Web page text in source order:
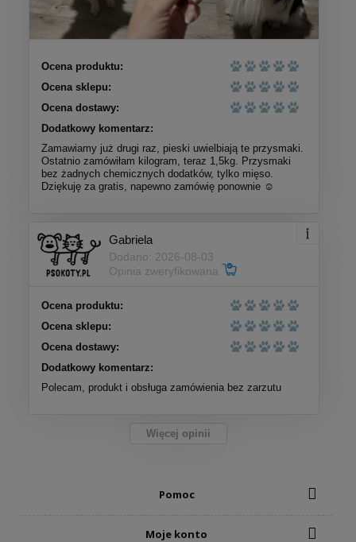
Ocena produktu:
Ocena sklepu:
Ocena dostawy:
Dodatkowy komentarz:
Zamawiamy już drugi raz, pieski uwielbiają te przysmaki.
Ostatnio zamówiłam kilogram, teraz 1,5kg. Przysmaki
bez żadnych chemicznych dodatków, tylko mięso.
Dziękuję za gratis, napewno zamówię ponownie ☺️
Gabriela
Dodano: 2026-08-03
Opinia zweryfikowana
Ocena produktu:
Ocena sklepu:
Ocena dostawy:
Dodatkowy komentarz:
Polecam, produkt i obsługa zamówienia bez zarzutu
Więcej opinii
Pomoc
Moje konto